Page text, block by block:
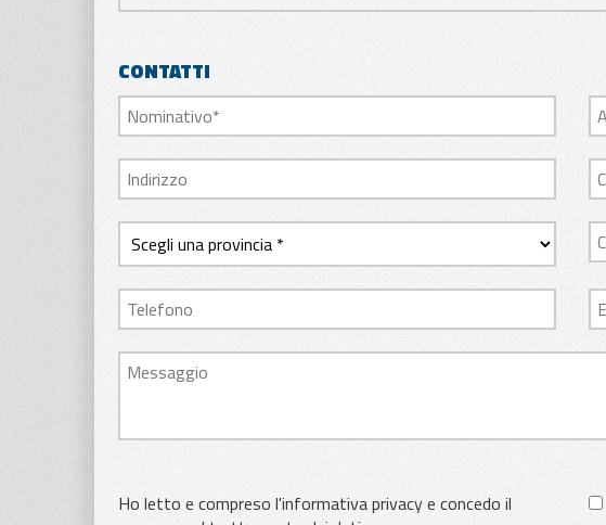
CONTATTI
Ho letto e compreso l'informativa privacy e concedo il